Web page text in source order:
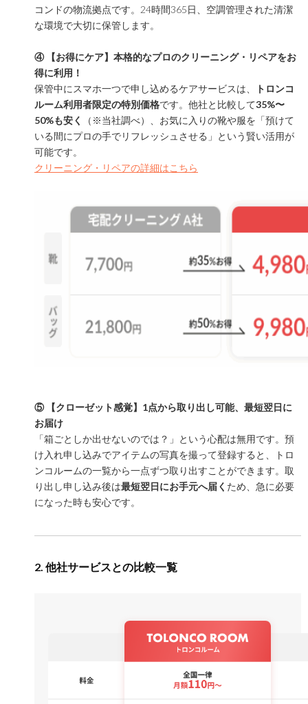
コンドの物流拠点です。24時間365日、空調管理された清潔
な環境で大切に保管します。
④ 【お得にケア】本格的なプロのクリーニング・リペアをお
得に利用！
保管中にスマホ一つで申し込めるケアサービスは、
トロンコ
ルーム利用者限定の特別価格です。他社と比較して35%〜
50%も安く
（※当社調べ）、お気に入りの靴や服を「預けて
いる間にプロの手でリフレッシュさせる」という賢い活用が
可能です。
クリーニング・リペアの詳細はこちら
⑤ 【クローゼット感覚】1点から取り出し可能、最短翌日に
お届け
「箱ごとしか出せないのでは？」という心配は無用です。預
け入れ申し込みでアイテムの写真を撮って登録すると、トロ
ンコルームの一覧から一点ずつ取り出すことができます。取
り出し申し込み後は最短翌日にお手元へ届く ため、急に必要
になった時も安心です。
2. 他社サービスとの比較一覧